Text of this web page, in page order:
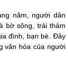
năm, người dân
bờ sông, trải thảm
đình, bạn bè. Đây
văn hóa của người